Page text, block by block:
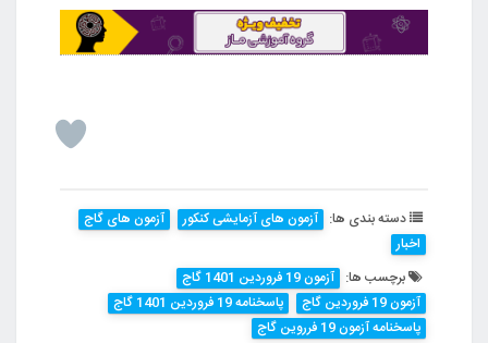
دسته بندی ها: آزمون های آزمایشی کنکور
آزمون های گاج
اخبار
برچسب ها: آزمون 19 فروردین 1401 گاج
آزمون 19 فروردین گاج
پاسخنامه 19 فروردین 1401 گاج
پاسخنامه آزمون 19 فرروین گاج